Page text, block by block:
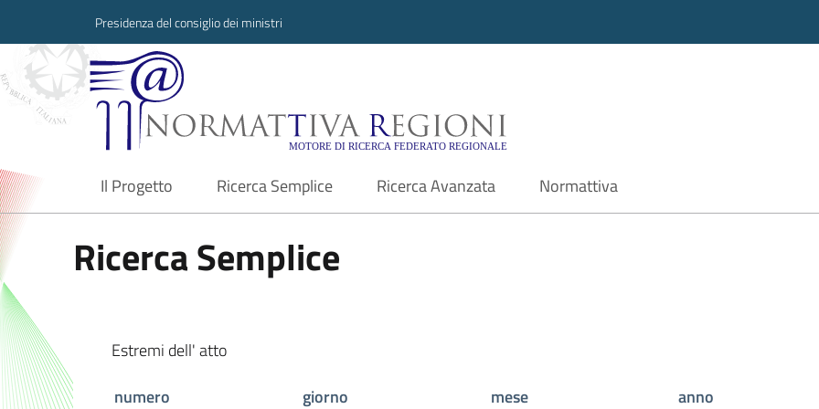
Presidenza del consiglio dei ministri
Normattiva Regioni - Motore di ricerca
Il Progetto
current Ricerca Semplice Ricerca Avanzata Normattiva
Ricerca Semplice
Estremi dell' atto
numero
giorno mese
anno